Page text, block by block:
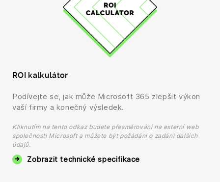
ROI kalkulátor
Podívejte se, jak může Microsoft 365 zlepšit výkon
vaší firmy a konečný výsledek.
Kliknutím na tento odkaz budete přesměrováni na externí web
společnosti Microsoft a můžete být požádáni o zadání dalších
údajů.
Zobrazit technické specifikace